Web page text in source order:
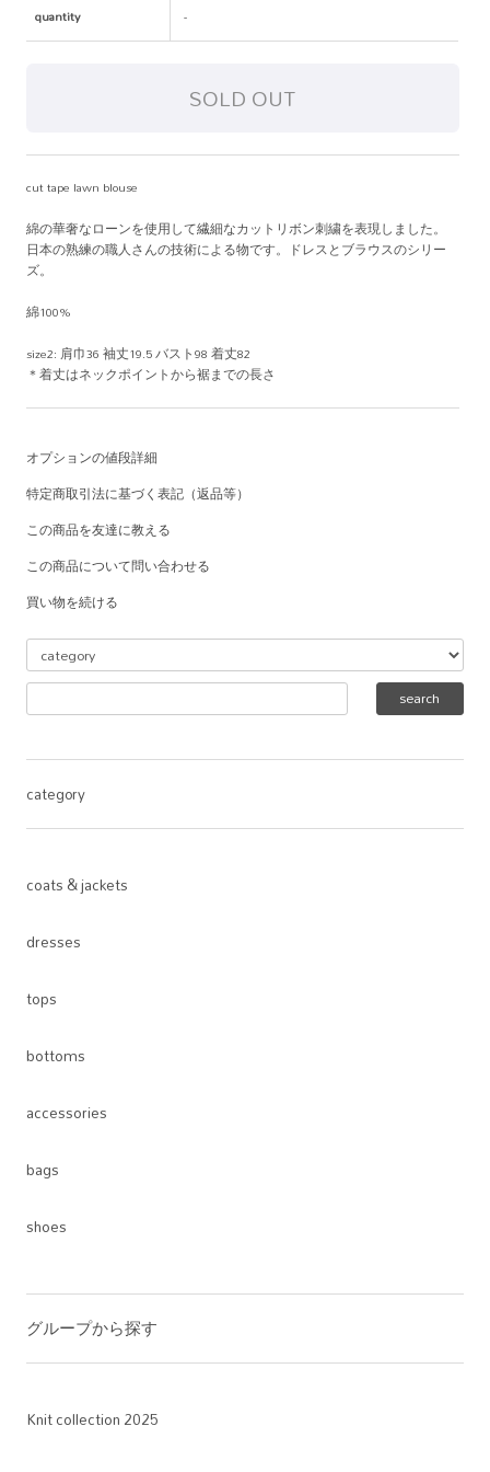
quantity -
cut tape lawn blouse
綿の華奢なローンを使用して繊細なカットリボン刺繍を表現しました。
日本の熟練の職人さんの技術による物です。ドレスとブラウスのシリー
ズ。
綿100%
size2: 肩巾36 袖丈19.5 バスト98 着丈82
＊着丈はネックポイントから裾までの長さ
オプションの値段詳細
特定商取引法に基づく表記（返品等）
この商品を友達に教える
この商品について問い合わせる
買い物を続ける
category
coats & jackets
dresses
tops
bottoms
accessories
bags
shoes
グループから探す
Knit collection 2025